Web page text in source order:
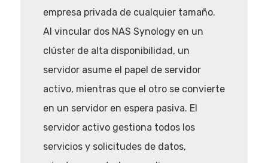
empresa privada de cualquier tamaño.
Al vincular dos NAS Synology en un
clúster de alta disponibilidad, un
servidor asume el papel de servidor
activo, mientras que el otro se convierte
en un servidor en espera pasiva. El
servidor activo gestiona todos los
servicios y solicitudes de datos,